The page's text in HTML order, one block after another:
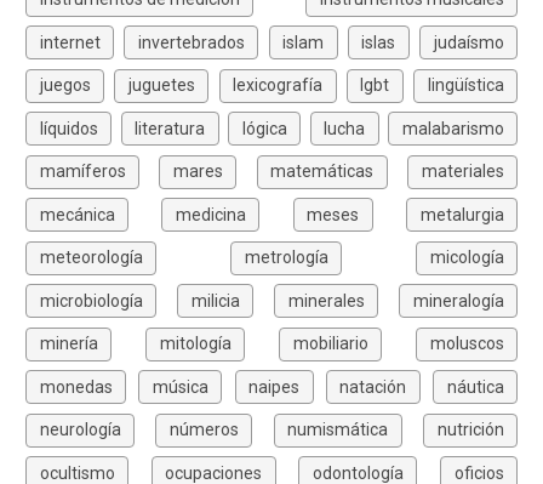
internet invertebrados islam islas judaísmo
juegos juguetes lexicografía lgbt lingüística
líquidos literatura lógica lucha malabarismo
mamíferos mares matemáticas materiales
mecánica medicina meses metalurgia
meteorología metrología micología
microbiología milicia minerales mineralogía
minería mitología mobiliario moluscos
monedas música naipes natación náutica
neurología números numismática nutrición
ocultismo ocupaciones odontología oficios